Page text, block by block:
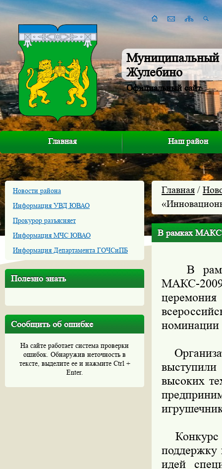
Муниципальный
Жулебино
Официальный сайт
Главная Наш район
Новости района
Информация УВД ЮВАО
Прокурор разъясняет
Информация МЧС ЮВАО
Информация Департамента ГОЧСиПБ
Полезно знать
Сообщить об ошибке
На сайте работает система проверки
ошибок. Обнаружив неточность в
тексте, выделите ее и нажмите Ctrl +
Enter.
Главная /
В рамках МАКС
В
МАКС-
номинации
высоких
Конкурс
поддержку
идей